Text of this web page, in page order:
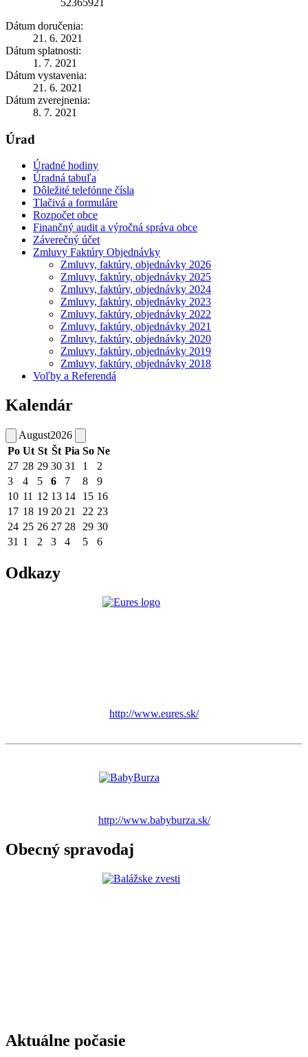
Dátum doručenia:
21. 6. 2021
Dátum splatnosti:
1. 7. 2021
Dátum vystavenia:
21. 6. 2021
Dátum zverejnenia:
8. 7. 2021
Úrad
Úradné hodiny
Úradná tabuľa
Dôležité telefónne čísla
Tlačivá a formuláre
Rozpočet obce
Finančný audit a výročná správa obce
Záverečný účet
Zmluvy Faktúry Objednávky
Zmluvy, faktúry, objednávky 2026
Zmluvy, faktúry, objednávky 2025
Zmluvy, faktúry, objednávky 2024
Zmluvy, faktúry, objednávky 2023
Zmluvy, faktúry, objednávky 2022
Zmluvy, faktúry, objednávky 2021
Zmluvy, faktúry, objednávky 2020
Zmluvy, faktúry, objednávky 2019
Zmluvy, faktúry, objednávky 2018
Voľby a Referendá
Kalendár
August2026
Po Ut St Št Pia So Ne
27 28 29 30 31 1
2
3
4 5 6 7 8
9
10 11 12 13 14 15 16
17 18 19 20 21 22 23
24 25 26 27 28 29 30
31 1 2 3 4 5 6
Odkazy
http://www.eures.sk/
http://www.babyburza.sk/
Obecný spravodaj
Aktuálne počasie